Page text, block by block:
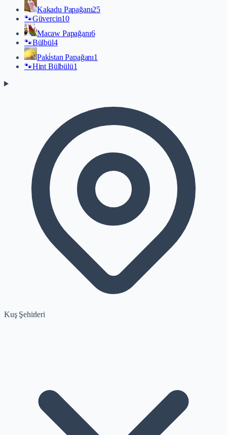
Kakadu Papağanı25
🐾Güvercin10
Macaw Papağanı6
🐾Bülbül4
Paki̇stan Papağanı1
🐾Hint Bülbülü1
Kuş Şehirleri